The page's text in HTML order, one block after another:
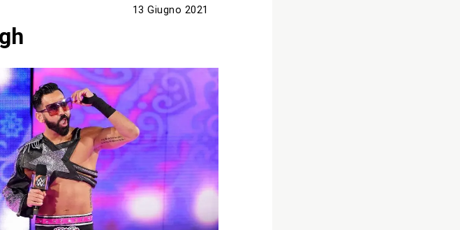
13 Giugno 2021